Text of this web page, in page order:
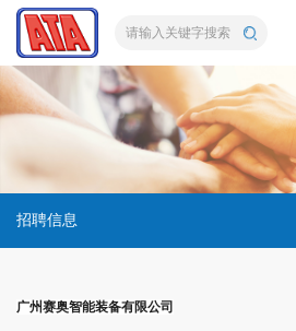
招聘信息
广州赛奥智能装备有限公司